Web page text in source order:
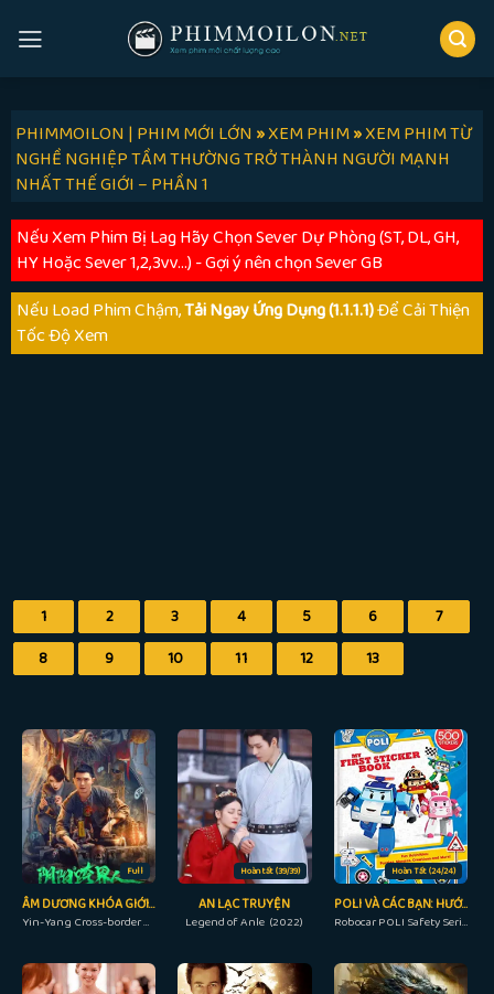
PHIMMOILON | PHIM MỚI LỚN»XEM PHIM»XEM PHIM TỪ
NGHỀ NGHIỆP TẦM THƯỜNG TRỞ THÀNH NGƯỜI MẠNH
NHẤT THẾ GIỚI – PHẦN 1
Nếu Xem Phim Bị Lag Hãy Chọn Sever Dự Phòng (ST, DL, GH,
HY Hoặc Sever 1,2,3vv...) - Gợi ý nên chọn Sever GB
Nếu Load Phim Chậm,Tải Ngay Ứng Dụng (1.1.1.1)Để Cải Thiện
Tốc Độ Xem
1 2 3 4 5 6
7
8
9 10 11 12 13
Full
ÂM DƯƠNG KHÓA GIỚI NHÂN
Yin-Yang Cross-border Person (2023)
Hoàn tất (39/39)
AN LẠC TRUYỆN
Legend of Anle (2022)
Hoàn Tất (24/24)
POLI VÀ CÁC BẠN: HƯỚNG DẪN AN TOÀN
Robocar POLI Safety Series (2011)